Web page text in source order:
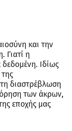
και την
Γιατί η
Ιδίως
διαστρέβλωση
των άκρων,
εποχής μας